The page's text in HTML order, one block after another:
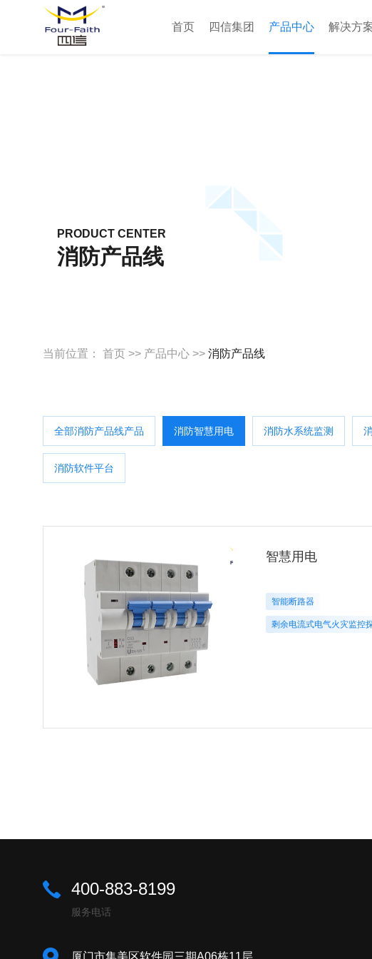
首页 四信集团 产品中心 解决方
PRODUCT CENTER
消防产品线
当前位置： 首页 >> 产品中心 >> 消防产品线
全部消防产品线产品 消防智慧用电 消防水系统监测
消防软件平台
智慧用电
智能断路器
剩余电流式电气火灾监控
400-883-8199
服务电话
厦门市集美区软件园三期A06栋11层